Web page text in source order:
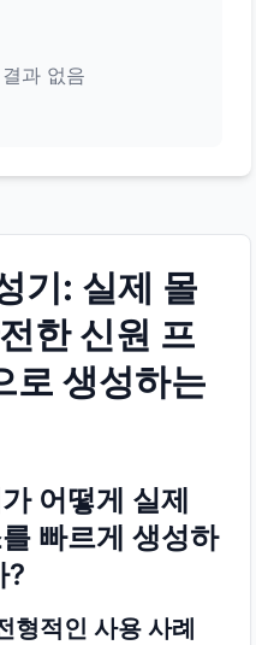
과 없음
기: 실제 몰
한 신원 프
로 생성하는
어떻게 실제
빠르게 생성하
?
형적인 사용 사례